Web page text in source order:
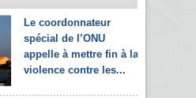
Le coordonnateur
spécial de l’ONU
appelle à mettre fin à la
violence contre les...